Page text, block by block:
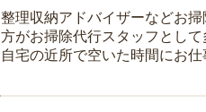
整理収納アドバイザーなどお
方がお掃除代行スタッフとして
自宅の近所で空いた時間にお